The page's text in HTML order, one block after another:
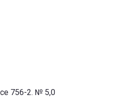
756-2. № 5,0